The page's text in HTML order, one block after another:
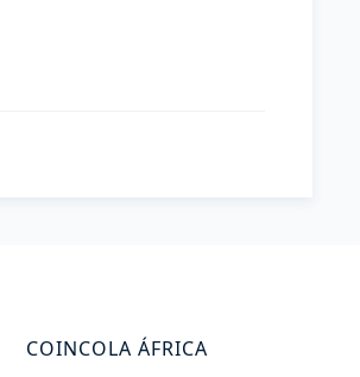
COINCOLA ÁFRICA